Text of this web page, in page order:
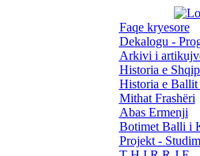
Faqe kryesore
Dekalogu -
Arkivi i
Historia e
Historia e Ballit
Mithat Frashëri
Abas Ermenji
Botimet Balli i
Projekt -